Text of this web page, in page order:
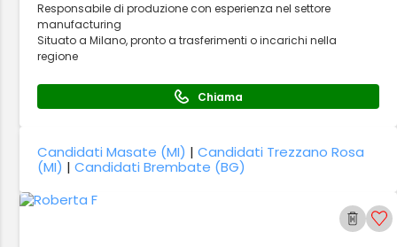
Responsabile di produzione con esperienza nel settore
manufacturing
Situato a Milano, pronto a trasferimenti o incarichi nella
regione
Chiama
Candidati Masate (MI) |Candidati Trezzano Rosa
(MI) |Candidati Brembate (BG)